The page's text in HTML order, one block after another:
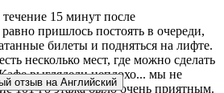
15 минут после
пришлось постоять в очереди,
билеты и подняться на лифте.
несколько мест, где можно сделать
выглядели неплохо... мы не
101-го этажа было очень приятным.
отзыв на Английский